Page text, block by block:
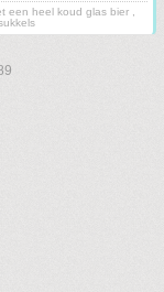
een heel koud glas bier ,